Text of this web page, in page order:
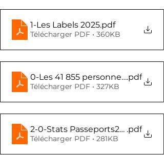
1-Les Labels 2025.pdf
Télécharger PDF • 360KB
0-Les 41 855
.pdf
Télécharger PDF • 327KB
2-0-Stats Passeports2024.pdf
Télécharger PDF • 281KB